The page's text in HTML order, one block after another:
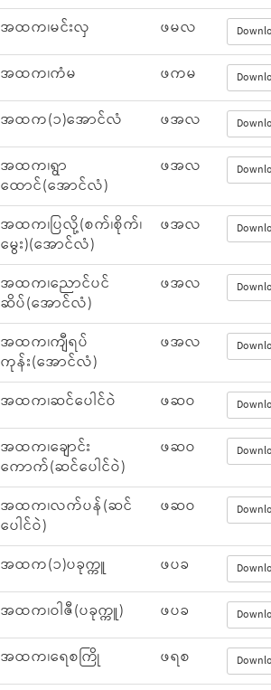
အထက၊မင်းလှ ဖမလ
အထက၊ကံမ ဖကမ
အထက(၁)အောင်လံ ဖအလ
အထက၊ရွာ
ထောင်(အောင်လံ)
ဖအလ
အထက၊ပြလို့(စက်၊စိုက်၊
မွေး)(အောင်လံ)
ဖအလ
အထက၊ညောင်ပင်
ဆိပ်(အောင်လံ)
ဖအလ
အထက၊ကျီရပ်
ကုန်း(အောင်လံ)
ဖအလ
အထက၊ဆင်ပေါင်ဝဲ ဖဆဝ
အထက၊ချောင်း
ကောက်(ဆင်ပေါင်ဝဲ)
ဖဆဝ
အထက၊လက်ပန်(ဆင်
ပေါင်ဝဲ)
ဖဆဝ
အထက(၁)ပခုက္ကူ ဖပခ
အထက၊ဝါဇီ(ပခုက္ကူ) ဖပခ
အထက၊ရေစကြို ဖရစ